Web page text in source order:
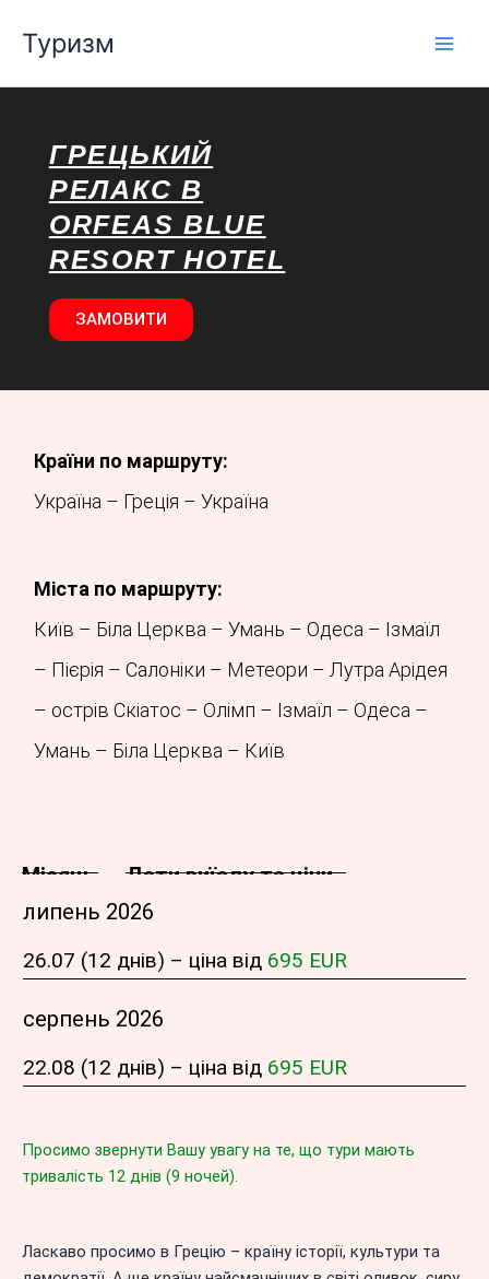
вмісту
Туризм
ГРЕЦЬКИЙ
РЕЛАКС В
ORFEAS BLUE
RESORT HOTEL
ЗАМОВИТИ
Країни по маршруту:
Україна – Греція – Україна
Міста по маршруту:
Київ – Біла Церква – Умань – Одеса – Ізмаїл
– Пієрія – Салоніки – Метеори – Лутра Арідея
– острів Скіатос – Олімп – Ізмаїл – Одеса –
Умань – Біла Церква – Київ
Місяць
Дати виїзду та ціни
липень 2026
26.07 (12 днів) – ціна від 695 EUR
серпень 2026
22.08 (12 днів) – ціна від 695 EUR
Просимо звернути Вашу увагу на те, що тури мають
тривалість 12 днів (9 ночей).
Ласкаво просимо в Грецію – країну історії, культури та